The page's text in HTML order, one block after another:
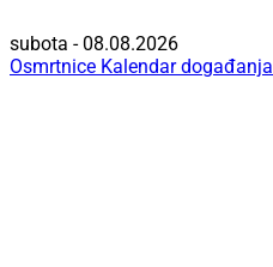
subota - 08.08.2026
Osmrtnice Kalendar događanja